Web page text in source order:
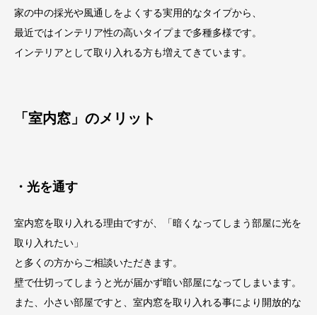
家の中の採光や風通しをよくする実用的なタイプから、
最近ではインテリア性の高いタイプまで多種多様です。
インテリアとして取り入れる方も増えてきています。
「室内窓」のメリット
・光を通す
室内窓を取り入れる理由ですが、「暗くなってしまう部屋に光を
取り入れたい」
と多くの方からご相談いただきます。
壁で仕切ってしまうと光が届かず暗い部屋になってしまいます。
また、小さい部屋ですと、室内窓を取り入れる事により開放的な